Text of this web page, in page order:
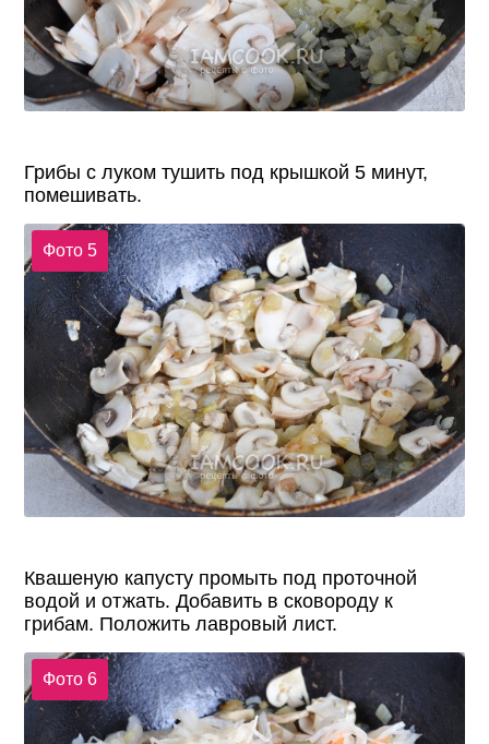
Грибы с луком тушить под крышкой 5 минут,
помешивать.
Фото 5
Квашеную капусту промыть под проточной
водой и отжать. Добавить в сковороду к
грибам. Положить лавровый лист.
Фото 6